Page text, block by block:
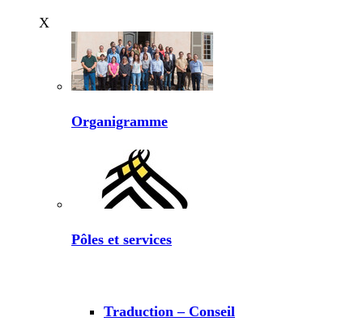
X
Organigramme
Pôles et services
Traduction – Conseil